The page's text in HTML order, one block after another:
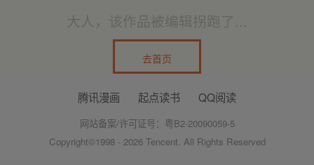
大人，该作品被编辑拐跑了...
去首页
腾讯漫画 起点读书 QQ阅读
网站备案/许可证号：粤B2-20090059-5
Copyright©1998 - 2026 Tencent. All Rights Reserved